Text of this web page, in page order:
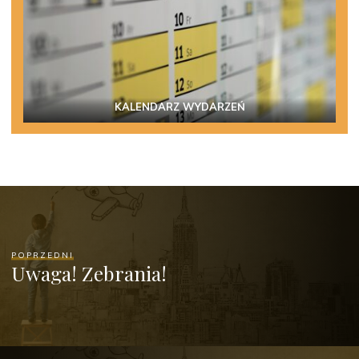
KALENDARZ WYDARZEŃ
POPRZEDNI
Uwaga! Zebrania!